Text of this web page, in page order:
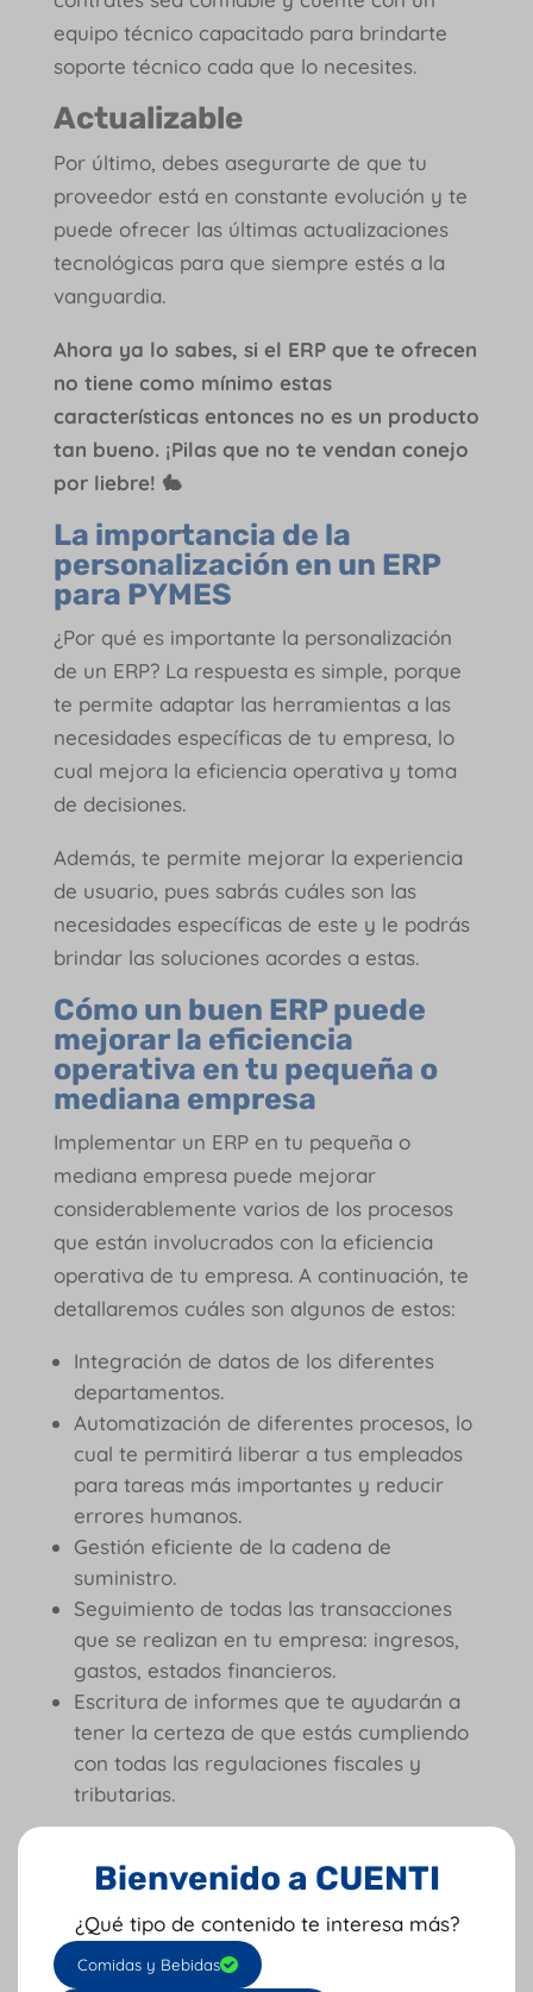
equipo técnico capacitado para brindarte
soporte técnico cada que lo necesites.
Actualizable
Por último, debes asegurarte de que tu
proveedor está en constante evolución y te
puede ofrecer las últimas actualizaciones
tecnológicas para que siempre estés a la
vanguardia.
Ahora ya lo sabes, si el ERP que te ofrecen
no tiene como mínimo estas
características entonces no es un producto
tan bueno. ¡Pilas que no te vendan conejo
por liebre! 🐇
La importancia de la
personalización en un ERP
para PYMES
¿Por qué es importante la personalización
de un ERP? La respuesta es simple, porque
te permite adaptar las herramientas a las
necesidades específicas de tu empresa, lo
cual mejora la eficiencia operativa y toma
de decisiones.
Además, te permite mejorar la experiencia
de usuario, pues sabrás cuáles son las
necesidades específicas de este y le podrás
brindar las soluciones acordes a estas.
Cómo un buen ERP puede
mejorar la eficiencia
operativa en tu pequeña o
mediana empresa
Implementar un ERP en tu pequeña o
mediana empresa puede mejorar
considerablemente varios de los procesos
que están involucrados con la eficiencia
operativa de tu empresa. A continuación, te
detallaremos cuáles son algunos de estos:
Integración de datos de los diferentes
departamentos.
Automatización de diferentes procesos, lo
cual te permitirá liberar a tus empleados
para tareas más importantes y reducir
errores humanos.
Gestión eficiente de la cadena de
suministro.
Seguimiento de todas las transacciones
que se realizan en tu empresa: ingresos,
gastos, estados financieros.
Escritura de informes que te ayudarán a
tener la certeza de que estás cumpliendo
con todas las regulaciones fiscales y
tributarias.
para PYMES
Al momento de elegir un ERP para pymes
son muchísimos los aspectos que debes
Bienvenido a CUENTI
¿Qué tipo de contenido te interesa más?
Comidas y Bebidas